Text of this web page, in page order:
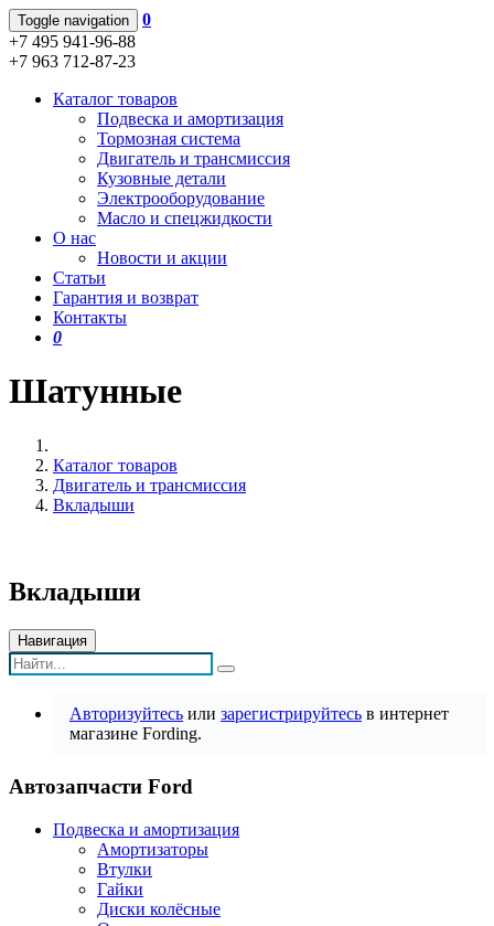
Toggle navigation
0
+7 495 941-96-88
+7 963 712-87-23
Каталог товаров
Подвеска и амортизация
Тормозная система
Двигатель и трансмиссия
Кузовные детали
Электрооборудование
Масло и спецжидкости
О нас
Новости и акции
Статьи
Гарантия и возврат
Контакты
0
Шатунные
Каталог товаров
Двигатель и трансмиссия
Вкладыши
Вкладыши
Навигация
Авторизуйтесь или зарегистрируйтесь в интернет
магазине Fording.
Автозапчасти Ford
Подвеска и амортизация
Амортизаторы
Втулки
Гайки
Диски колёсные